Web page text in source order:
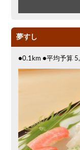
夢すし
●0.1km ●平均予算